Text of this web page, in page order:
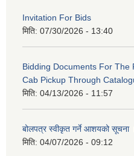
Invitation For Bids
मिति: 07/30/2026 - 13:40
Bidding Documents For The
Cab Pickup Through
मिति: 04/13/2026 - 11:57
बोलपत्र स्वीकृत गर्ने आशयको सूचना
मिति: 04/07/2026 - 09:12